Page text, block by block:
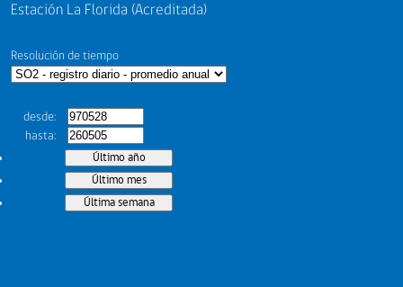
Estación La Florida (Acreditada)
Resolución de tiempo
desde
hasta